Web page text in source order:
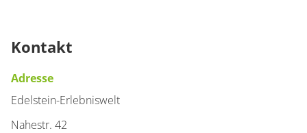
Kontakt
Adresse
Edelstein-Erlebniswelt
Nahestr. 42